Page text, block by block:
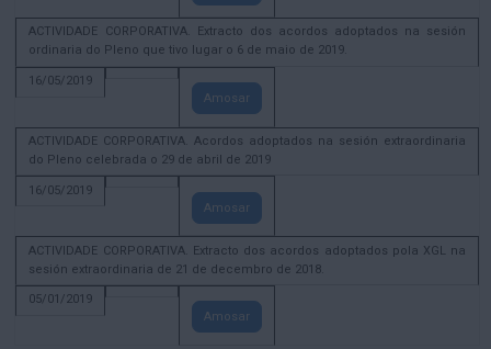
ACTIVIDADE CORPORATIVA. Extracto dos acordos adoptados na sesión
ordinaria do Pleno que tivo lugar o 6 de maio de 2019.
16/05/2019
Amosar
ACTIVIDADE CORPORATIVA. Acordos adoptados na sesión extraordinaria
do Pleno celebrada o 29 de abril de 2019
16/05/2019
Amosar
ACTIVIDADE CORPORATIVA. Extracto dos acordos adoptados pola XGL na
sesión extraordinaria de 21 de decembro de 2018.
05/01/2019
Amosar